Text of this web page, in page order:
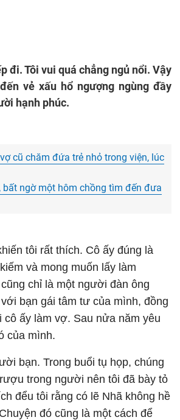
đi. Tôi vui quá chẳng ngủ nổi. Vậy
vẻ xấu hổ ngượng ngùng đầy
hạnh phúc.
cũ chăm đứa trẻ nhỏ trong viện, lúc
ngờ một hôm chồng tìm đến đưa
tôi rất thích. Cô ấy đúng là
và mong muốn lấy làm
chỉ là một người đàn ông
bạn gái tâm tư của mình, đồng
ấy làm vợ. Sau nửa năm yêu
của mình.
bạn. Trong buổi tụ họp, chúng
trong người nên tôi đã bày tỏ
đểu tôi rằng có lẽ Nhã không hề
đó cũng là một cách để